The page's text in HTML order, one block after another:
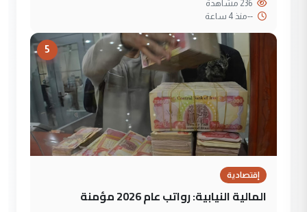
--منذ 4 ساعة
5
إقتصادية
المالية النيابية: رواتب عام 2026 مؤمنة